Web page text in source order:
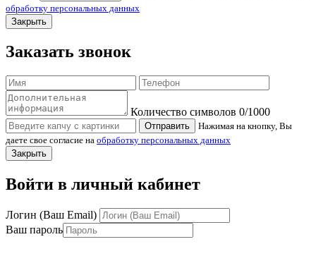
обработку персональных данных
Закрыть
Заказать звонок
Количество символов 0/1000
Отправить
Нажимая на кнопку, Вы
даете свое согласие на обработку персональных данных
Закрыть
Войти в личный кабинет
Логин (Ваш Email)
Ваш пароль